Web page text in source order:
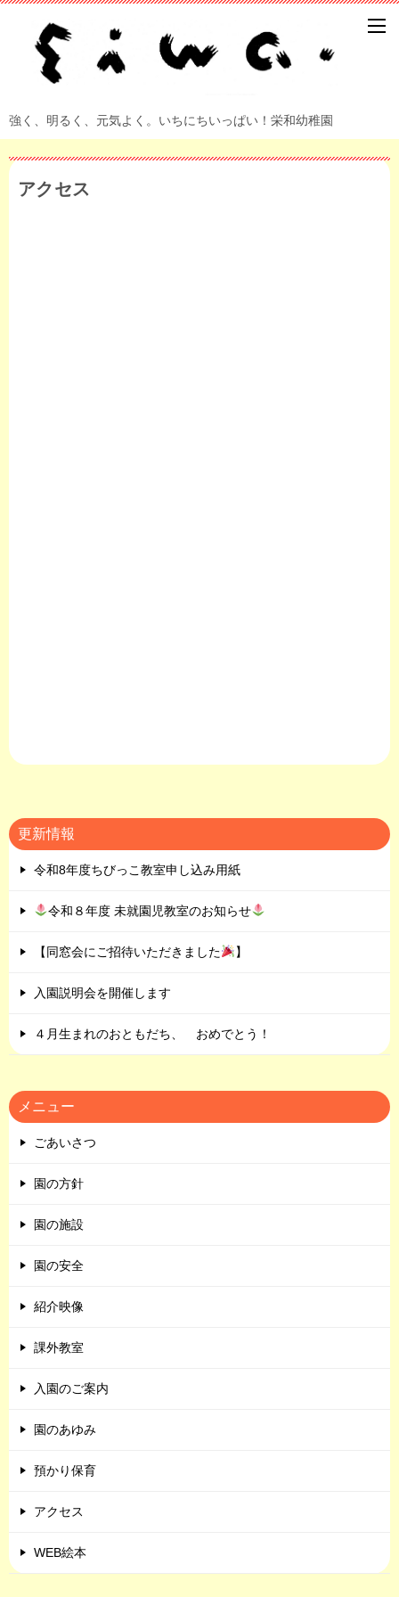
強く、明るく、元気よく。いちにちいっぱい！栄和幼稚園
アクセス
更新情報
令和8年度ちびっこ教室申し込み用紙
令和８年度 未就園児教室のお知らせ
【同窓会にご招待いただきました 】
入園説明会を開催します
４月生まれのおともだち、 おめでとう！
メニュー
ごあいさつ
園の方針
園の施設
園の安全
紹介映像
課外教室
入園のご案内
園のあゆみ
預かり保育
アクセス
WEB絵本